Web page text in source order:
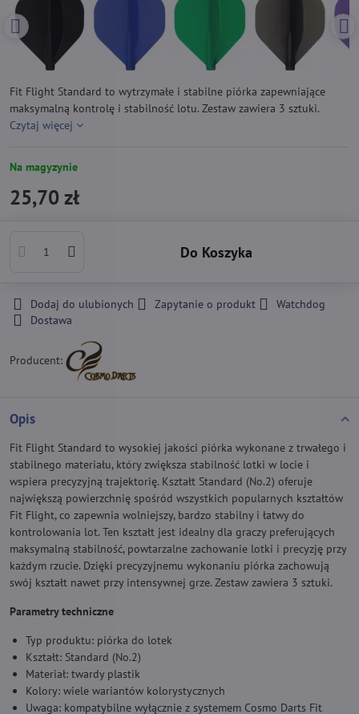
Fit Flight Standard to wytrzymałe i stabilne piórka zapewniające
maksymalną kontrolę i stabilność lotu. Zestaw zawiera 3 sztuki.
Czytaj więcej
Na magyzynie
25,70 zł
Do Koszyka
Dodaj do ulubionych Zapytanie o produkt
Watchdog
Dostawa
Producent:
Opis
Fit Flight Standard to wysokiej jakości piórka wykonane z trwałego i
stabilnego materiału, który zwiększa stabilność lotki w locie i
wspiera precyzyjną trajektorię. Kształt Standard (No.2) oferuje
największą powierzchnię spośród wszystkich popularnych kształtów
Fit Flight, co zapewnia wolniejszy, bardzo stabilny i łatwy do
kontrolowania lot. Ten kształt jest idealny dla graczy preferujących
maksymalną stabilność, powtarzalne zachowanie lotki i precyzję przy
każdym rzucie. Dzięki precyzyjnemu wykonaniu piórka zachowują
swój kształt nawet przy intensywnej grze. Zestaw zawiera 3 sztuki.
Parametry techniczne
Typ produktu: piórka do lotek
Kształt: Standard (No.2)
Materiał: twardy plastik
Kolory: wiele wariantów kolorystycznych
Uwaga: kompatybilne wyłącznie z systemem Cosmo Darts Fit